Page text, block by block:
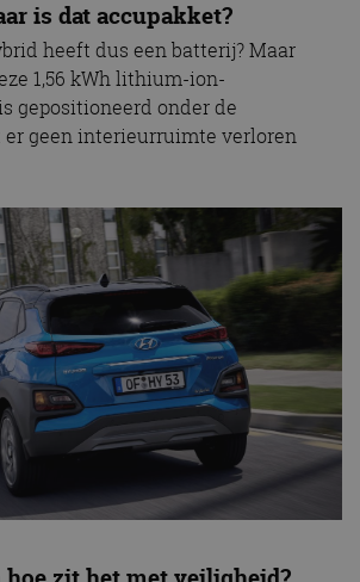
is dat accupakket?
heeft dus een batterij? Maar
1,56 kWh lithium-ion-
gepositioneerd onder de
er geen interieurruimte verloren